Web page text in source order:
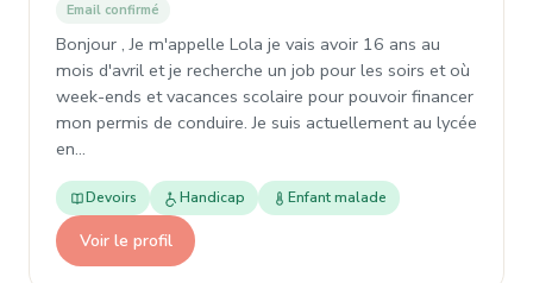
Email confirmé
Bonjour , Je m'appelle Lola je vais avoir 16 ans au
mois d'avril et je recherche un job pour les soirs et où
week-ends et vacances scolaire pour pouvoir financer
mon permis de conduire. Je suis actuellement au lycée
en…
Devoirs Handicap Enfant malade
Voir le profil